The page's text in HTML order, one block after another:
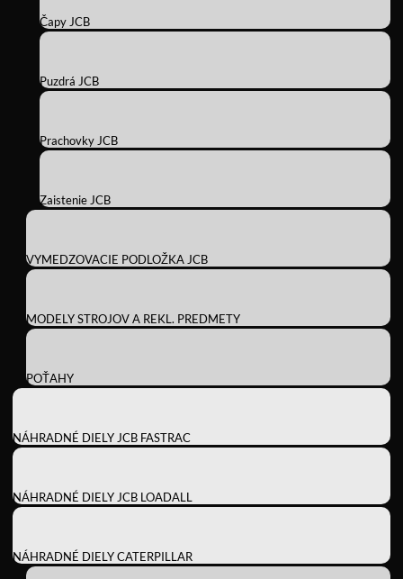
Čapy JCB
Puzdrá JCB
Prachovky JCB
Zaistenie JCB
VYMEDZOVACIE PODLOŽKA JCB
MODELY STROJOV A REKL. PREDMETY
POŤAHY
NÁHRADNÉ DIELY JCB FASTRAC
NÁHRADNÉ DIELY JCB LOADALL
NÁHRADNÉ DIELY CATERPILLAR